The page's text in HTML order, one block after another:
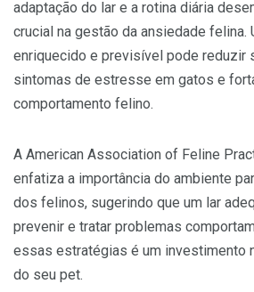
adaptação do lar e a rotina diária
crucial na gestão da ansiedade felina.
enriquecido e previsível pode reduzir
sintomas de estresse em gatos e
comportamento felino.
A American Association of Feline
enfatiza a importância do ambiente
dos felinos, sugerindo que um lar
prevenir e tratar problemas
essas estratégias é um investimento
do seu pet.